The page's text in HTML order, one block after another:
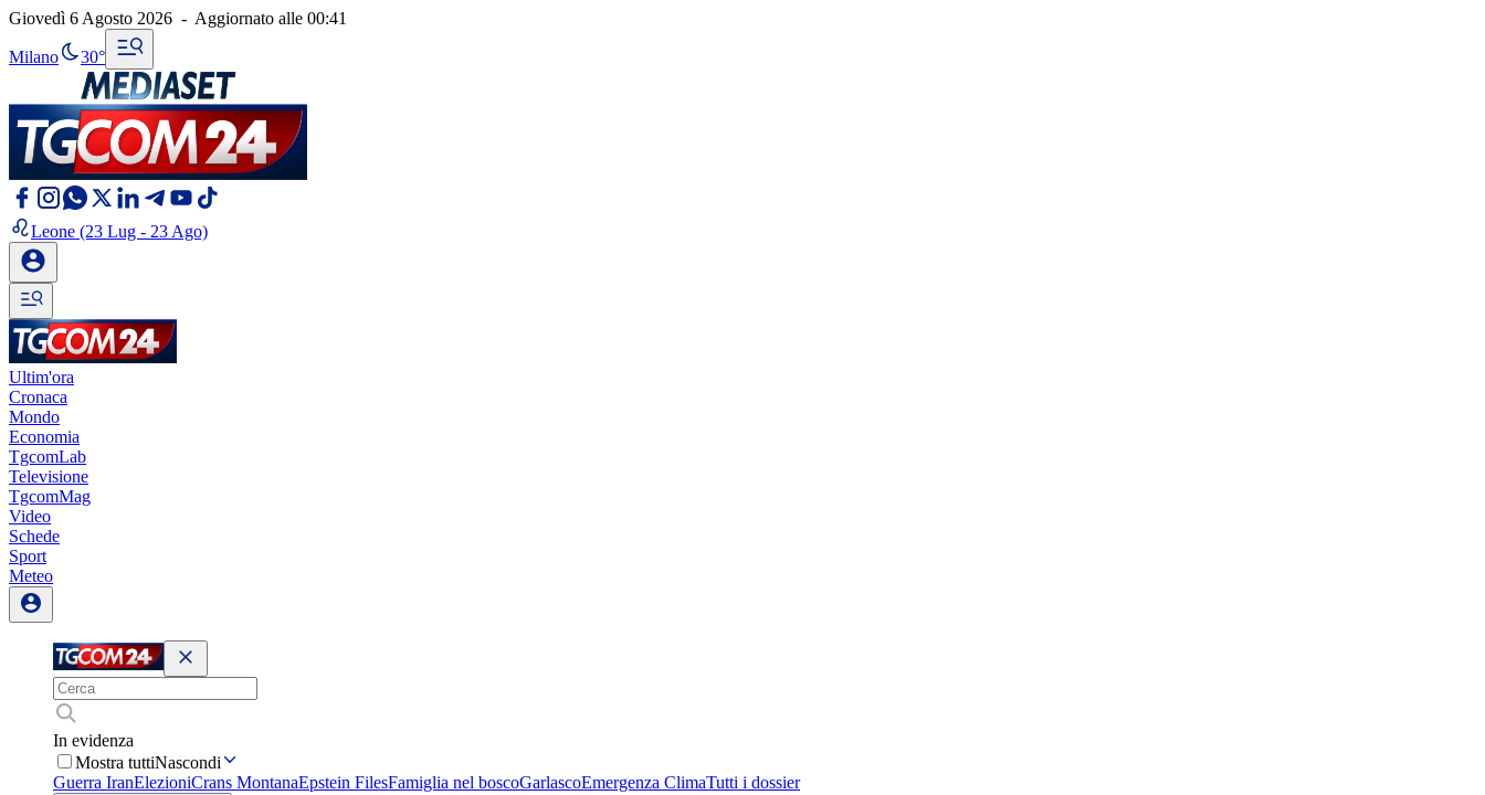
Giovedì 6 Agosto 2026 - Aggiornato alle 00:41
Milano 30°
Leone (23 Lug - 23 Ago)
Ultim'ora
Cronaca
Mondo
Economia
TgcomLab
Televisione
TgcomMag
Video
Schede
Sport
Meteo
In evidenza
Mostra tuttiNascondi
Guerra IranElezioniCrans MontanaEpstein FilesFamiglia nel boscoGarlascoEmergenza ClimaTutti i dossier